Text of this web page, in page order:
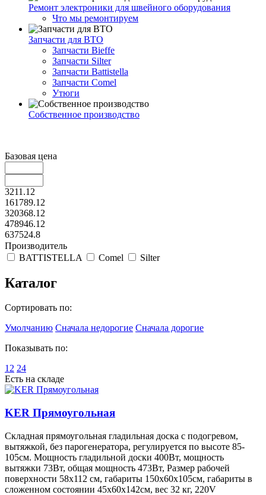
Ремонт электроники для швейного оборудования
Что мы ремонтируем
Запчасти для ВТО
Запчасти Bieffe
Запчасти Silter
Запчасти Battistella
Запчасти Comel
Утюги
Собственное производство
Базовая цена
3211.12
161789.12
320368.12
478946.12
637524.8
Производитель
BATTISTELLA
Comel Silter
Каталог
Сортировать по:
Умолчанию Сначала недорогие Сначала дорогие
Показывать по:
12 24
Есть на складе
KER Прямоугольная
Складная прямоугольная гладильная доска с подогревом,
вытяжкой, без парогенератора, регулируется по высоте 85-
105см. Мощность гладильной доски 400Вт, мощность
вытяжки 73Вт, общая мощность 473Вт, Размер рабочей
поверхности 58х112 см, габариты 150х60х105см, габариты в
сложенном состоянии 45х60х142см, вес 32 кг, 220V